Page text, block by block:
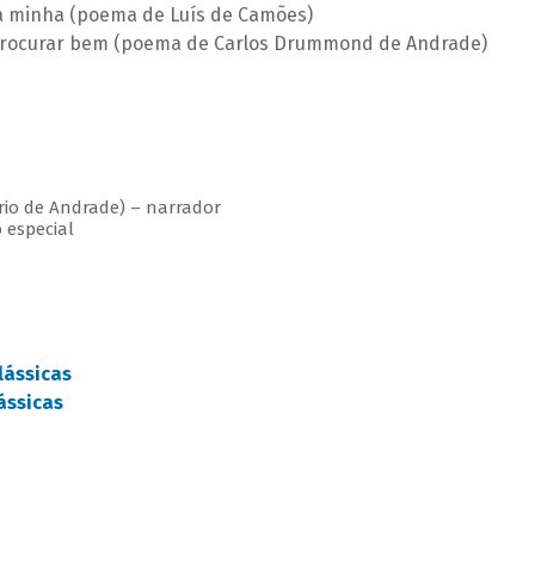
minha (poema de Luís de Camões)
bem (poema de Carlos Drummond de Andrade)
de Andrade) – narrador
especial